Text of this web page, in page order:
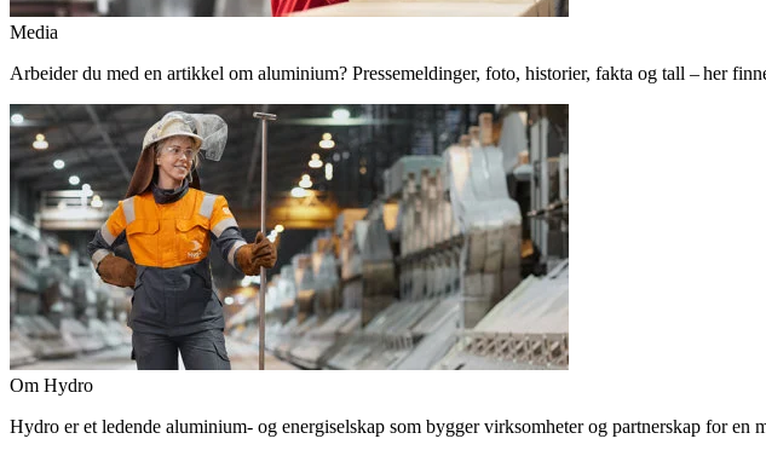
Media
Arbeider du med en artikkel om aluminium? Pressemeldinger, foto, historier, fakta og tall – her
Om Hydro
Hydro er et ledende aluminium- og energiselskap som bygger virksomheter og partnerskap for